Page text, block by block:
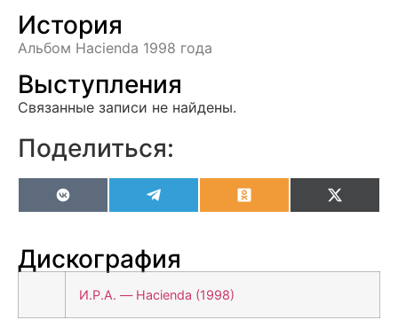
История
Альбом Hacienda 1998 года
Выступления
Связанные записи не найдены.
Поделиться:
VK OdnoklassnikiX
Дискография
И.Р.А. — Hacienda (1998)